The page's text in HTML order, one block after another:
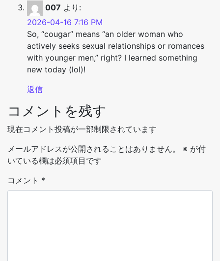
007 より:
2026-04-16 7:16 PM
So, “cougar” means “an older woman who
actively seeks sexual relationships or romances
with younger men,” right? I learned something
new today (lol)!
返信
コメントを残す
現在コメント投稿が一部制限されています
メールアドレスが公開されることはありません。
※ が付
いている欄は必須項目です
コメント *